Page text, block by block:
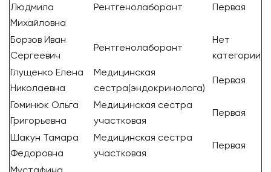
Людмила
Михайловна
Рентгенолаборант Первая
Борзов Иван
Сергеевич
Рентгенолаборант
Нет
категории
Глущенко Елена
Николаевна
Медицинская
сестра(эндокринолога)
Первая
Гоминюк Ольга
Григорьевна
Медицинская сестра
участковая
Первая
Шакун Тамара
Федоровна
Медицинская сестра
участковая
Первая